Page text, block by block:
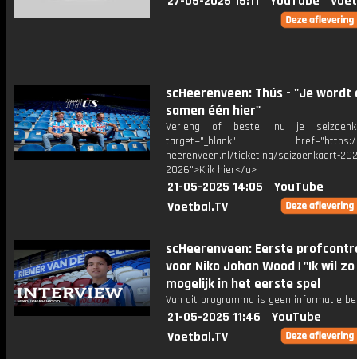
scHeerenveen: Thús - ''Je wordt
samen één hier''
Verleng of bestel nu je
target="_blank" href="https://
heerenveen.nl/ticketing/seizoenkaart-
2026">Klik hier</a>
21-05-2025 14:05
YouTube
Voetbal.TV
scHeerenveen: Eerste
voor Niko Johan Wood | "Ik wil
mogelijk in het eerste spel
Van dit programma is geen informatie
21-05-2025 11:46
YouTube
Voetbal.TV